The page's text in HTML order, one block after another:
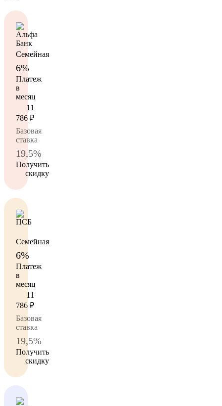
Семейная
6%
Платеж
в
месяц
11
786 ₽
Базовая
ставка
19,5%
Получить
скидку
Семейная
6%
Платеж
в
месяц
11
786 ₽
Базовая
ставка
19,5%
Получить
скидку